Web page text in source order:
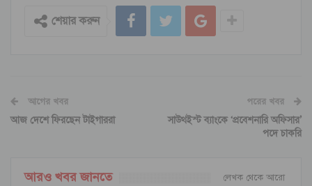
শেয়ার করুন
আগের খবর
আজ দেশে ফিরছেন টাইগাররা
পরের খবর
সাউথইস্ট ব্যাংকে ‘প্রবেশনারি অফিসার’
পদে চাকরি
আরও খবর জানতে লেখক থেকে আরো